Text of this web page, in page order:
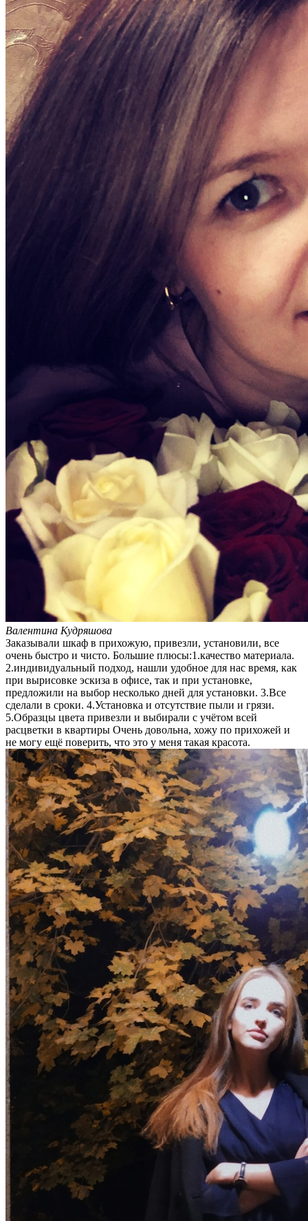
Валентина Кудряшова
Заказывали шкаф в прихожую, привезли, установили, все
очень быстро и чисто. Большие плюсы:1.качество материала.
2.индивидуальный подход, нашли удобное для нас время, как
при вырисовке эскиза в офисе, так и при установке,
предложили на выбор несколько дней для установки. 3.Все
сделали в сроки. 4.Установка и отсутствие пыли и грязи.
5.Образцы цвета привезли и выбирали с учётом всей
расцветки в квартиры Очень довольна, хожу по прихожей и
не могу ещё поверить, что это у меня такая красота.